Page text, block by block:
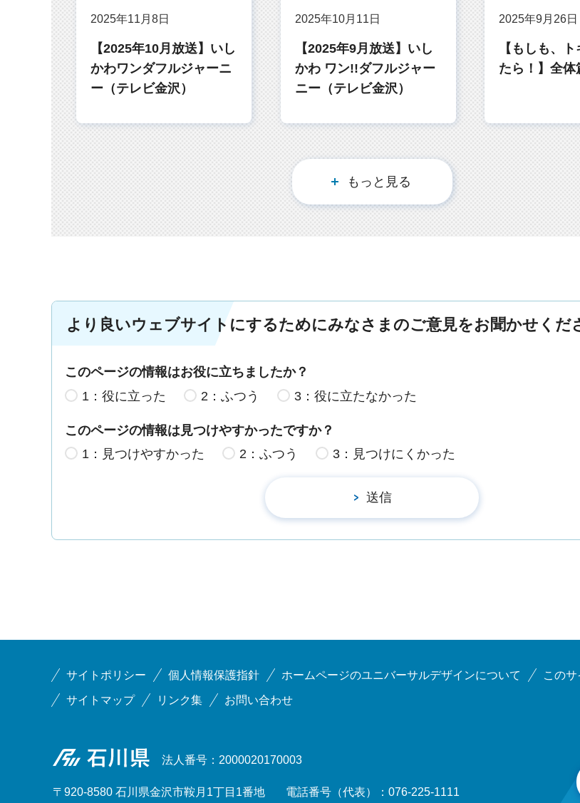
2025年11月8日
【2025年10月放送】いし
かわワンダフルジャーニ
ー（テレビ金沢）
2025年10月11日
【2025年9月放送】いし
かわ ワン!!ダフルジャー
ニー（テレビ金沢）
2025年9月26日
【もしも、
たら！】全体
もっと見る
より良いウェブサイトにするためにみなさまのご意見をお聞かせくだ
このページの情報はお役に立ちましたか？
1：役に立った
2：ふつう 3：役に立たなかった
このページの情報は見つけやすかったですか？
1：見つけやすかった
2：ふつう 3：見つけにくかった
サイトポリシー 個人情報保護指針 ホームページのユニバーサルデザインについて この
サイトマップ リンク集 お問い合わせ
石川県 法人番号：2000020170003
〒920-8580 石川県金沢市鞍月1丁目1番地 電話番号（代表）：076-225-1111